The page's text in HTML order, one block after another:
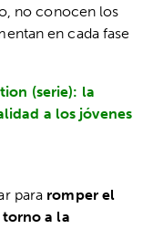
no conocen los
en cada fase
(serie): la
a los jóvenes
para romper el
torno a la